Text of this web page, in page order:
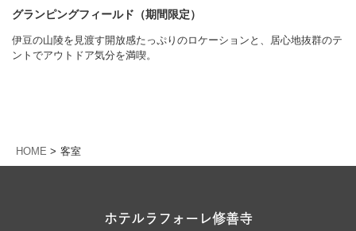
HOME 客室
グランピングフィールド（期間限定）
伊豆の山陵を見渡す開放感たっぷりのロケーションと、居心地抜群のテ
ントでアウトドア気分を満喫。
ホテルラフォーレ修善寺